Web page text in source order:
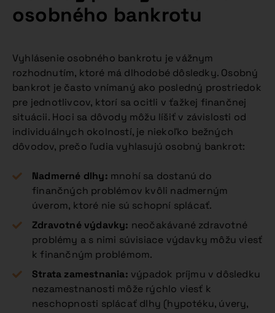
osobného bankrotu
Vyhlásenie osobného bankrotu je vážnym
rozhodnutím, ktoré má dlhodobé dôsledky. Osobný
bankrot je často vnímaný ako posledný prostriedok
pre jednotlivcov, ktorí sa ocitli v ťažkej finančnej
situácii. Hoci sa dôvody môžu líšiť v závislosti od
individuálnych okolností, je niekoľko bežných
dôvodov, prečo ľudia vyhlasujú osobný bankrot:
Nadmerné dlhy: mnohí sa dostanú do
finančných problémov kvôli nadmerným
úverom, ktoré nie sú schopní splácať.
Zdravotné výdavky: neočakávané zdravotné
problémy a s nimi súvisiace výdavky môžu viesť
k finančným problémom.
Strata zamestnania: výpadok príjmu v dôsledku
nezamestnanosti môže rýchlo viesť k
neschopnosti splácať dlhy (hypotéku, úvery,